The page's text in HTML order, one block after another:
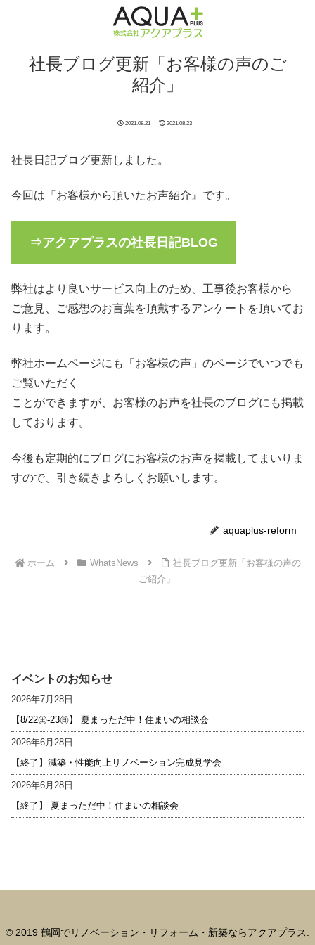
社長ブログ更新「お客様の声のご
紹介」
2021.08.21 2021.08.23
社長日記ブログ更新しました。
今回は『お客様から頂いたお声紹介』です。
⇒アクアプラスの社長日記BLOG
弊社はより良いサービス向上のため、工事後お客様から
ご意見、ご感想のお言葉を頂戴するアンケートを頂いてお
ります。
弊社ホームページにも「お客様の声」のページでいつでも
ご覧いただく
ことができますが、お客様のお声を社長のブログにも掲載
しております。
今後も定期的にブログにお客様のお声を掲載してまいりま
すので、引き続きよろしくお願いします。
aquaplus-reform
ホーム WhatsNews
社長ブログ更新「お客様の声の
ご紹介」
イベントのお知らせ
2026年7月28日
【8/22㊏-23㊐】 夏まっただ中！住まいの相談会
2026年6月28日
【終了】減築・性能向上リノベーション完成見学会
2026年6月28日
【終了】 夏まっただ中！住まいの相談会
© 2019 鶴岡でリノベーション・リフォーム・新築ならアクアプラス.